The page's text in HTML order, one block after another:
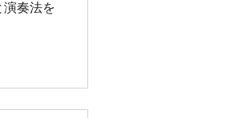
演奏法を